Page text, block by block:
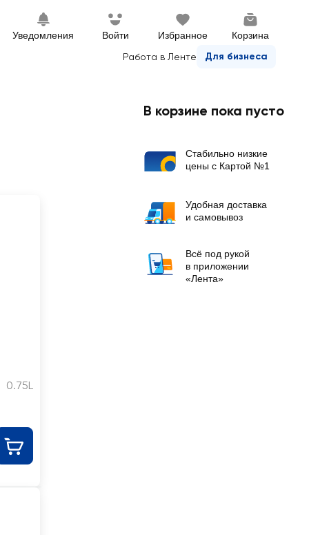
Уведомления Войти Избранное
Корзина
Работа в Ленте
Для бизнеса
0.75L
В корзине пока пусто
Стабильно низкие
цены с Картой №1
Удобная доставка
и самовывоз
Всё под рукой
в приложении
«Лента»